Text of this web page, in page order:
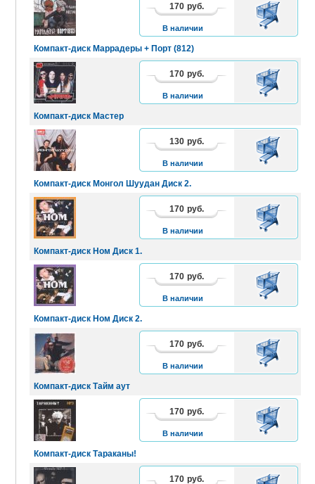
Компакт-диск Маррадеры + Порт (812)
170 руб.
В наличии
В
КОРЗИНУ
Компакт-диск Мастер
170 руб.
В наличии
В
КОРЗИНУ
Компакт-диск Монгол Шуудан Диск 2.
130 руб.
В наличии
В
КОРЗИНУ
Компакт-диск Ном Диск 1.
170 руб.
В наличии
В
КОРЗИНУ
Компакт-диск Ном Диск 2.
170 руб.
В наличии
В
КОРЗИНУ
Компакт-диск Тайм аут
170 руб.
В наличии
В
КОРЗИНУ
Компакт-диск Тараканы!
170 руб.
В наличии
В
КОРЗИНУ
170 руб. В